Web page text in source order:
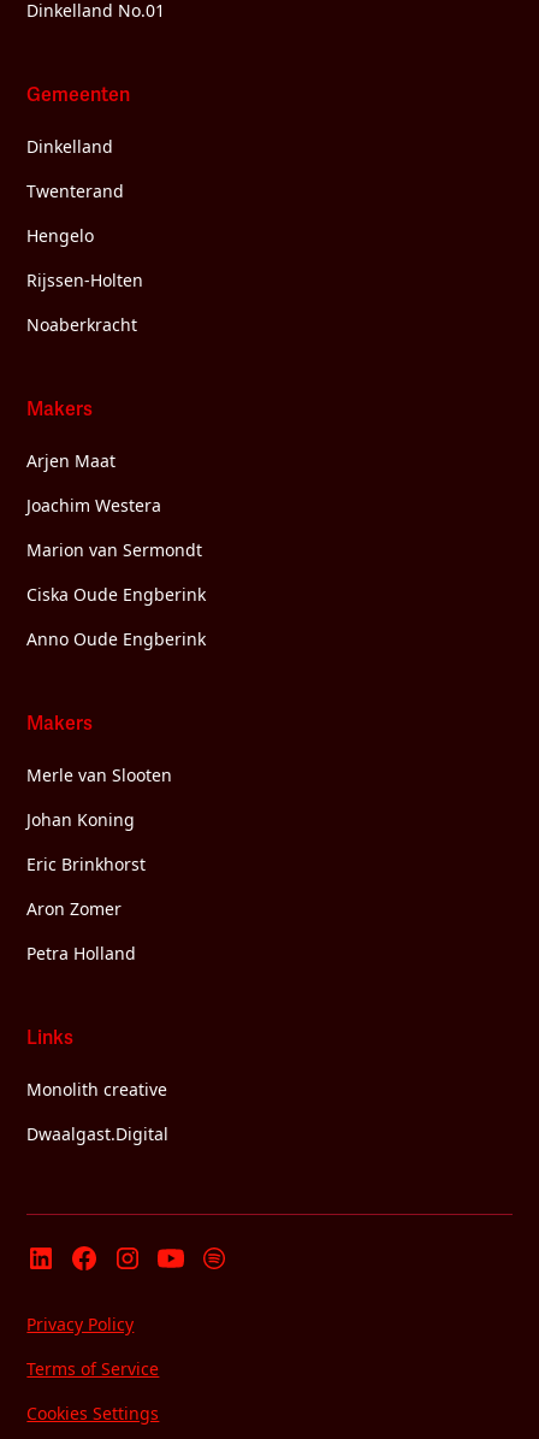
Dinkelland No.01
Gemeenten
Dinkelland
Twenterand
Hengelo
Rijssen-Holten
Noaberkracht
Makers
Arjen Maat
Joachim Westera
Marion van Sermondt
Ciska Oude Engberink
Anno Oude Engberink
Makers
Merle van Slooten
Johan Koning
Eric Brinkhorst
Aron Zomer
Petra Holland
Links
Monolith creative
Dwaalgast.Digital
Privacy Policy
Terms of Service
Cookies Settings